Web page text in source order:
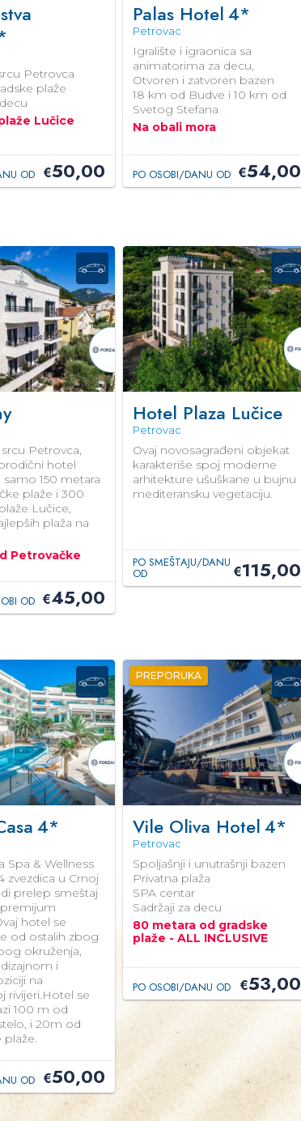
Petrovca
plaže
Lučice
OD €50,00
Palas Hotel4*
Petrovac
Igralište i igraonica sa
animatorima za decu,
Otvoren i zatvoren bazen
18 km od Budve i 10 km od
Svetog Stefana
Na obali mora
PO OSOBI/DANU OD €54,00
Petrovca,
hotel
samo 150 metara
plaže i 300
Lučice,
plaža na
Petrovačke
OD €45,00
Hotel Plaza Lučice
Petrovac
Ovaj novosagrađeni objekat
karakteriše spoj moderne
arhitekture ušuškane u bujnu
mediteransku vegetaciju.
PO SMEŠTAJU/DANU
OD €115,00
4*
Spa & Wellness
zvezdica u Crnoj
prelep smeštaj
hotel se
od ostalih zbog
okruženja,
i
na
rivijeri.Hotel se
100 m od
i 20m od
plaže.
OD €50,00
PREPORUKA
Vile Oliva Hotel4*
Petrovac
Spoljašnji i unutrašnji bazen
Privatna plaža
SPA centar
Sadržaji za decu
80 metara od gradske
plaže - ALL INCLUSIVE
PO OSOBI/DANU OD €53,00